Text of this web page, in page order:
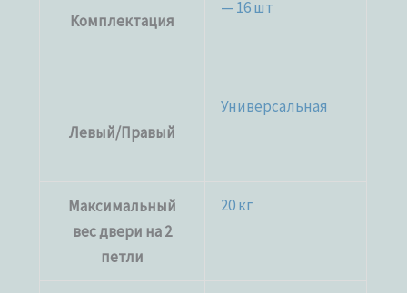
Комплектация
— 16 шт
Левый/Правый
Универсальная
Максимальный
вес двери на 2
петли
20 кг